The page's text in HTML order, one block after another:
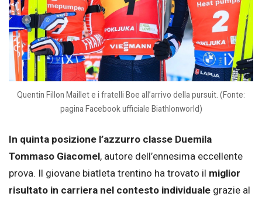
Quentin Fillon Maillet e i fratelli Boe all’arrivo della pursuit. (Fonte:
pagina Facebook ufficiale Biathlonworld)
In quinta posizione l’azzurro classe Duemila
Tommaso Giacomel, autore dell’ennesima eccellente
prova. Il giovane biatleta trentino ha trovato il miglior
risultato in carriera nel contesto individuale grazie al